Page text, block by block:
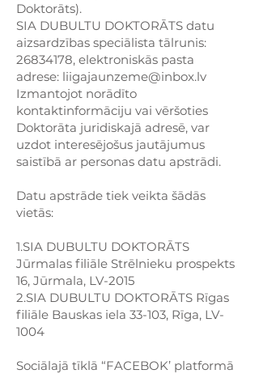
Doktorāts).
SIA DUBULTU DOKTORĀTS datu
aizsardzības speciālista tālrunis:
26834178, elektroniskās pasta
adrese: liigajaunzeme@inbox.lv
Izmantojot norādīto
kontaktinformāciju vai vēršoties
Doktorāta juridiskajā adresē, var
uzdot interesējošus jautājumus
saistībā ar personas datu apstrādi.
Datu apstrāde tiek veikta šādās
vietās:
1.SIA DUBULTU DOKTORĀTS
Jūrmalas filiāle Strēlnieku prospekts
16, Jūrmala, LV-2015
2.SIA DUBULTU DOKTORĀTS Rīgas
filiāle Bauskas iela 33-103, Rīga, LV-
1004
Sociālajā tīklā “FACEBOK’ platformā